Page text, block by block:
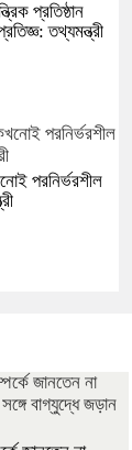
প্রতিষ্ঠান
তথ্যমন্ত্রী
পরনির্ভরশীল